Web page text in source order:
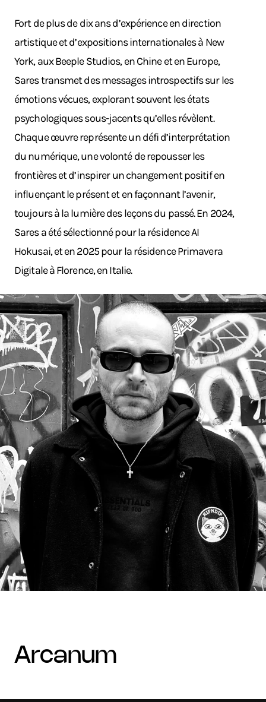
Fort de plus de dix ans d’expérience en direction
artistique et d’expositions internationales à New
York, aux Beeple Studios, en Chine et en Europe,
Sares transmet des messages introspectifs sur les
émotions vécues, explorant souvent les états
psychologiques sous-jacents qu’elles révèlent.
Chaque œuvre représente un défi d’interprétation
du numérique, une volonté de repousser les
frontières et d’inspirer un changement positif en
influençant le présent et en façonnant l’avenir,
toujours à la lumière des leçons du passé. En 2024,
Sares a été sélectionné pour la résidence AI
Hokusai, et en 2025 pour la résidence Primavera
Digitale à Florence, en Italie.
arcanum